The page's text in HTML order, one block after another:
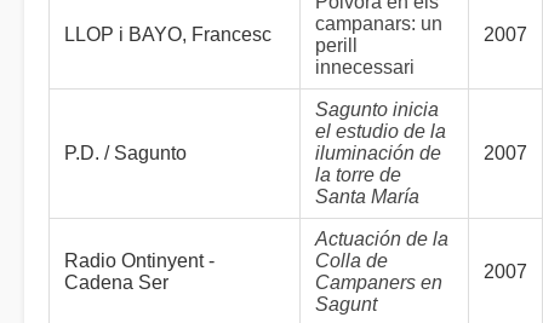
LLOP i BAYO, Francesc
campanars: un
perill
innecessari
2007
P.D. / Sagunto
Sagunto inicia
el estudio de la
iluminación de
la torre de
Santa María
2007
Radio Ontinyent -
Cadena Ser
Actuación de la
Colla de
Campaners en
Sagunt
2007